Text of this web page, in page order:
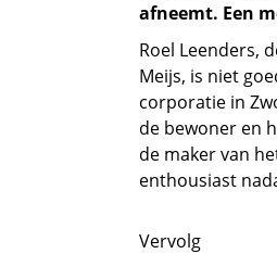
afneemt. Een
Roel Leenders,
Meijs, is niet
corporatie in
de bewoner en
de maker van
enthousiast
Vervolg